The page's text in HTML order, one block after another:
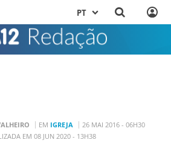
PT
EM IGREJA
26 MAI 2016 - 06H30
EM 08 JUN 2020 - 13H38